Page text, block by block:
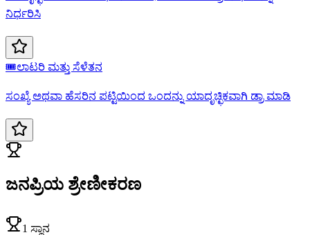
ನಿರ್ಧರಿಸಿ
🎟️ಲಾಟರಿ ಮತ್ತು ಸೆಳೆತನ
ಸಂಖ್ಯೆ ಅಥವಾ ಹೆಸರಿನ ಪಟ್ಟಿಯಿಂದ ಒಂದನ್ನು ಯಾದೃಚ್ಛಿಕವಾಗಿ ಡ್ರಾ ಮಾಡಿ
ಜನಪ್ರಿಯ ಶ್ರೇಣೀಕರಣ
1 ಸ್ಥಾನ